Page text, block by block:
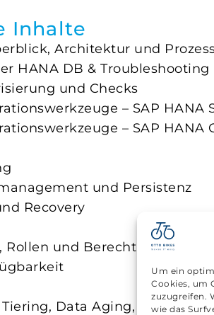
Um ein
Cookies, um
zuzugreifen.
wie das
Inhalte
Architektur und
HANA DB & Troubleshooting
und Checks
– SAP HANA
– SAP HANA
und Persistenz
Recovery
Rollen und Berechtigungen
Data Aging, NSE